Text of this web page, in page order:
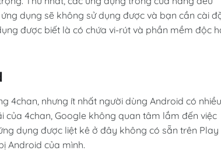
dụng sẽ không sử dụng được và bạn cần cài
được biết là có chứa vi-rút và phần mềm độc
4chan, nhưng ít nhất người dùng Android có nhiều
của 4chan, Google không quan tâm lắm đến việc
dụng được liệt kê ở đây không có sẵn trên Play
Android của mình.